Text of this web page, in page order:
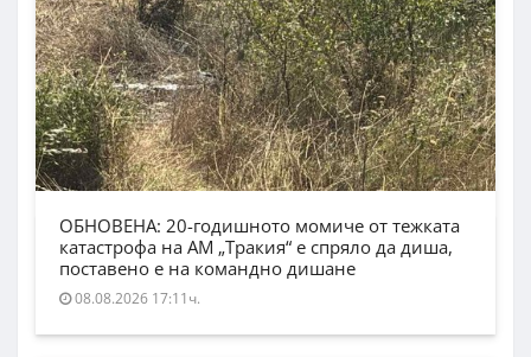
ОБНОВЕНА: 20-годишното момиче от тежката
катастрофа на АМ „Тракия“ е спряло да диша,
поставено е на командно дишане
08.08.2026 17:11ч.